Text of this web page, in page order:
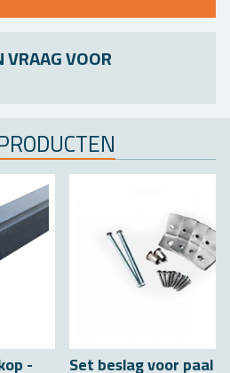
VRAAG VOOR
- Set be­slag voor paal